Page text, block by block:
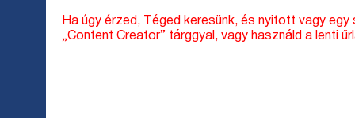
Ha úgy érzed, Téged keresünk, és nyitott vagy
„Content Creator” tárggyal, vagy használd a lenti